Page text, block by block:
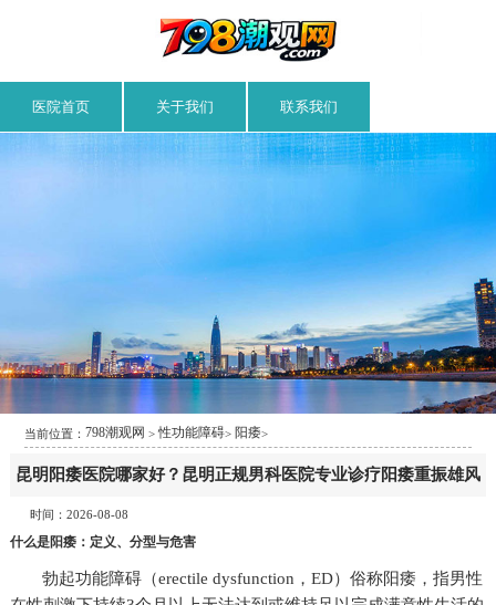
医院首页 关于我们 联系我们
当前位置：798潮观网 >性功能障碍> 阳痿>
昆明阳痿医院哪家好？昆明正规男科医院专业诊疗阳痿重振雄风
时间：2026-08-08
什么是阳痿：定义、分型与危害
勃起功能障碍（erectile dysfunction，ED）俗称阳痿，指男性